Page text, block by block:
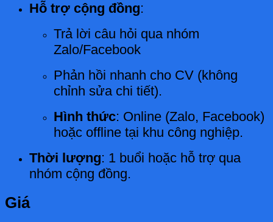
Hỗ trợ cộng đồng:
Trả lời câu hỏi qua nhóm
Zalo/Facebook
Phản hồi nhanh cho CV (không
chỉnh sửa chi tiết).
Hình thức: Online (Zalo, Facebook)
hoặc offline tại khu công nghiệp.
Thời lượng: 1 buổi hoặc hỗ trợ qua
nhóm cộng đồng.
Giá